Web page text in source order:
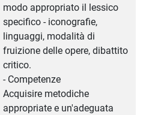
modo appropriato il lessico
specifico - iconografie,
linguaggi, modalità di
fruizione delle opere, dibattito
critico.
- Competenze
Acquisire metodiche
appropriate e un'adeguata